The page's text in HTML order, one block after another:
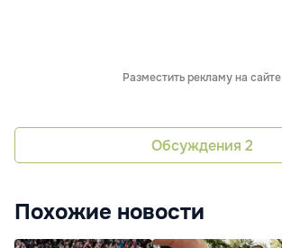
Разместить рекламу на сайте
Обсуждения 2
Похожие новости